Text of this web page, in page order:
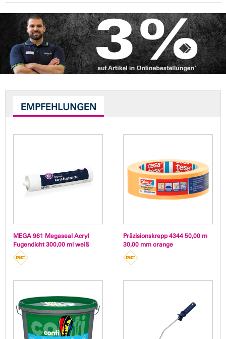
EMPFEHLUNGEN
MEGA 961 Megaseal Acryl
Fugendicht 300,00 ml weiß
Präzisionskrepp 4344 50,00 m
30,00 mm orange